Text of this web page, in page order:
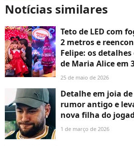
Notícias similares
Teto de LED com
2 metros e
Felipe: os
de Maria Alice em
25 de maio de 2026
Detalhe em joia
rumor antigo e
nova filha do
1 de março de 2026